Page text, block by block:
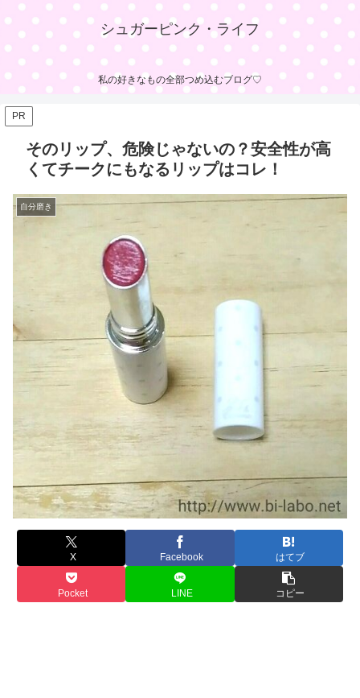
シュガーピンク・ライフ
私の好きなもの全部つめ込むブログ♡
PR
そのリップ、危険じゃないの？安全性が高
くてチークにもなるリップはコレ！
自分磨き
X Facebook はてブ
Pocket LINE コピー